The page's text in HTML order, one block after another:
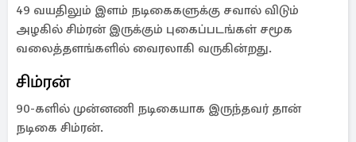
49 வயதிலும் இளம் நடிகைகளுக்கு சவால் விடும்
அழகில் சிம்ரன் இருக்கும் புகைப்படங்கள் சமூக
வலைத்தளங்களில் வைரலாகி வருகின்றது.
சிம்ரன்
90-களில் முன்னணி நடிகையாக இருந்தவர் தான்
நடிகை சிம்ரன்.